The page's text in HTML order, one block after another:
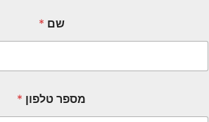
שם *
מספר טלפון *